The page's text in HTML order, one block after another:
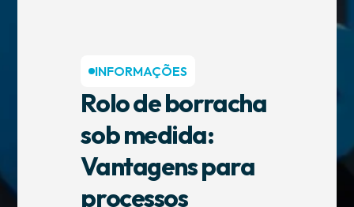
INFORMAÇÕES
Rolo de borracha
sob medida:
Vantagens para
processos